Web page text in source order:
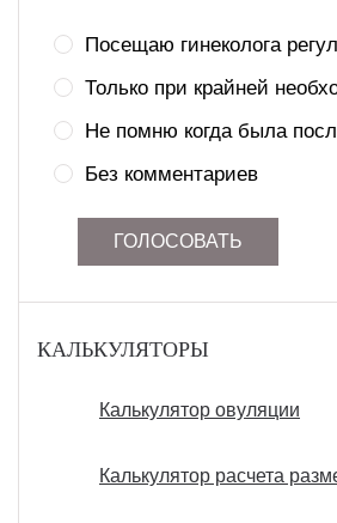
Посещаю гинеколога
Только при крайней
Не помню когда была
Без комментариев
ГОЛОСОВАТЬ
КАЛЬКУЛЯТОРЫ
Калькулятор овуляции
Калькулятор расчета